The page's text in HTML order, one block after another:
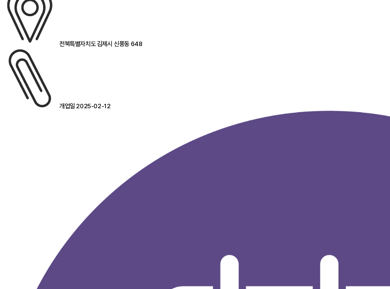
전북특별자치도 김제시 신풍동 648
개업일 2025-02-12